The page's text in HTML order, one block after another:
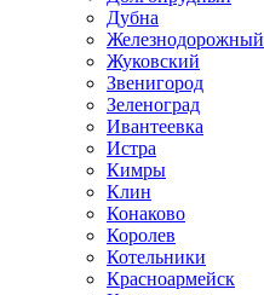
Дубна
Железнодорожный
Жуковский
Звенигород
Зеленоград
Ивантеевка
Истра
Кимры
Клин
Конаково
Королев
Котельники
Красноармейск